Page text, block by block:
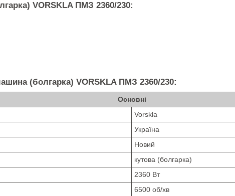
VORSKLA ПМЗ 2360/230:
(болгарка) VORSKLA ПМЗ 2360/230:
Основні
Vorskla
Україна
Новий
кутова (болгарка)
2360 Вт
6500 об/хв